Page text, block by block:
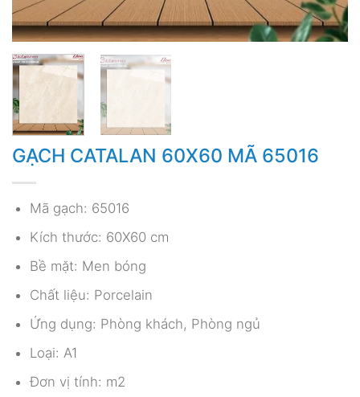
GẠCH CATALAN 60X60 MÃ 65016
Mã gạch: 65016
Kích thước: 60X60 cm
Bề mặt: Men bóng
Chất liệu: Porcelain
Ứng dụng: Phòng khách, Phòng ngủ
Loại: A1
Đơn vị tính: m2